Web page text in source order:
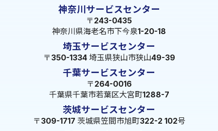
神奈川サービスセンター
〒243-0435
神奈川県海老名市下今泉1-20-18
埼玉サービスセンター
〒350-1334 埼玉県狭山市狭山49-39
千葉サービスセンター
〒264-0016
千葉県千葉市若葉区大宮町1288-7
茨城サービスセンター
〒309-1717 茨城県笠間市旭町322-2 102号